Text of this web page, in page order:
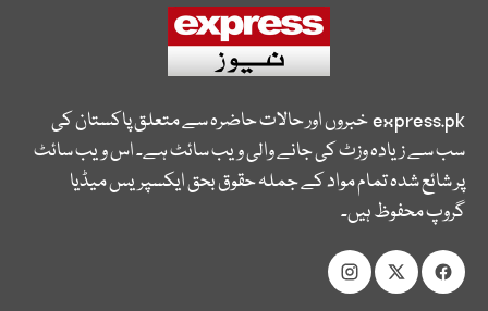
express.pkخبروں اور حالات حاضرہ سے متعلق پاکستان کی
سب سے زیادہ وزٹ کی جانے والی ویب سائٹ ہے۔ اس ویب سائٹ
پر شائع شدہ تمام مواد کے جملہ حقوق بحق ایکسپریس میڈیا
گروپ محفوظ ہیں۔